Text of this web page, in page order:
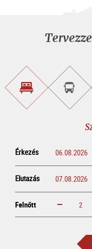
Szálláskeresés
túra
foglalása
Érkezés
Elutazás
Felnőtt növelem